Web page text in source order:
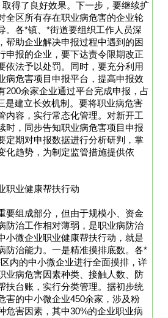
得了良好效果。下一步，要继续扩
全区所有存在职业病危害的企业轮
。各*镇、*街道要组织工作人员深
帮助企业解决申报过程中遇到的困
申报的企业，要下达责令限期改正
依法予以处罚。同时，要充分利用
病危害项目申报平台，提高申报效
200余家企业通过平台完成申报，占
是建立长效机制。要将职业病危害
内容，实行常态化管理。对新开工
时，同步告知职业病危害项目申报
定期对申报数据进行分析研判，掌
化趋势，为制定监管措施提供依
职业健康帮扶行动
要组成部分，但由于规模小、资金
防治工作相对薄弱，是职业病防治
小微企业职业健康帮扶行动，就是
防治能力。一是精准摸排底数。各*
内的中小微企业进行全面摸排，详
业病危害因素种类、接触人数、防
扶台账，实行分类管理。据初步统
害的中小微企业450余家，涉及粉
危害因素，其中30%的企业职业病